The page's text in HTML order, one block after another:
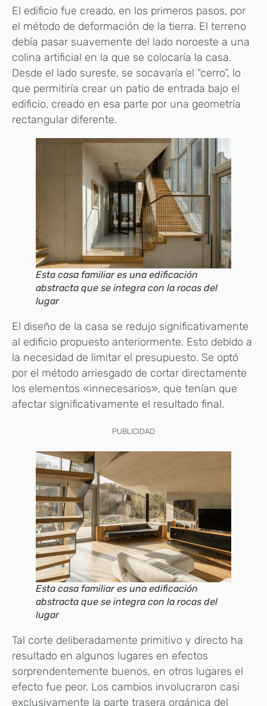
El edificio fue creado, en los primeros pasos, por
el método de deformación de la tierra. El terreno
debía pasar suavemente del lado noroeste a una
colina artificial en la que se colocaría la casa.
Desde el lado sureste, se socavaría el “cerro”, lo
que permitiría crear un patio de entrada bajo el
edificio, creado en esa parte por una geometría
rectangular diferente.
Esta casa familiar es una edificación
abstracta que se integra con la rocas del
lugar
El diseño de la casa se redujo significativamente
al edificio propuesto anteriormente. Esto debido a
la necesidad de limitar el presupuesto. Se optó
por el método arriesgado de cortar directamente
los elementos «innecesarios», que tenían que
afectar significativamente el resultado final.
PUBLICIDAD
Esta casa familiar es una edificación
abstracta que se integra con la rocas del
lugar
Tal corte deliberadamente primitivo y directo ha
resultado en algunos lugares en efectos
sorprendentemente buenos, en otros lugares el
efecto fue peor. Los cambios involucraron casi
exclusivamente la parte trasera orgánica del